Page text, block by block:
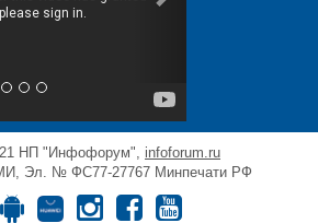
НП "Инфофорум", infoforum.ru
Эл. № ФС77-27767 Минпечати РФ